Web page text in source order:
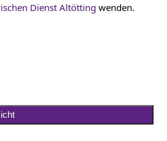
Dienst Altötting wenden.